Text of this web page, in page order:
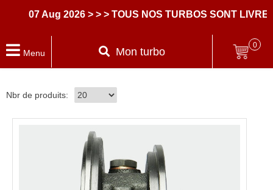
07 Aug 2026 > > > TOUS NOS TURBOS SONT LIVRES
Menu Mon turbo
0
Nbr de produits: